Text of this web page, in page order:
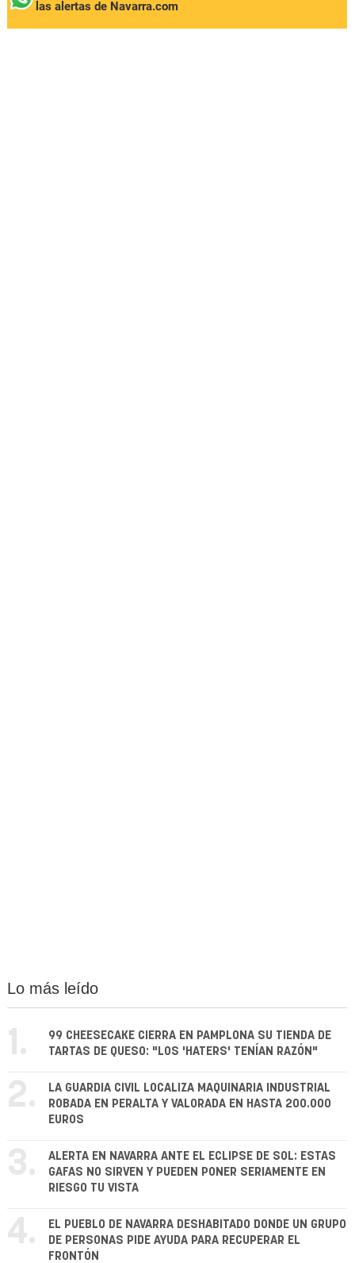
las alertas de Navarra.com
Lo más leído
1.
99 CHEESECAKE CIERRA EN PAMPLONA SU TIENDA DE
TARTAS DE QUESO: "LOS 'HATERS' TENÍAN RAZÓN"
2.
LA GUARDIA CIVIL LOCALIZA MAQUINARIA INDUSTRIAL
ROBADA EN PERALTA Y VALORADA EN HASTA 200.000
EUROS
3.
ALERTA EN NAVARRA ANTE EL ECLIPSE DE SOL: ESTAS
GAFAS NO SIRVEN Y PUEDEN PONER SERIAMENTE EN
RIESGO TU VISTA
4.
EL PUEBLO DE NAVARRA DESHABITADO DONDE UN GRUPO
DE PERSONAS PIDE AYUDA PARA RECUPERAR EL
FRONTÓN